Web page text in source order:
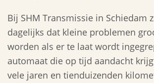
Bij SHM Transmissie in Schiedam
dagelijks dat kleine problemen
worden als er te laat wordt
automaat die op tijd aandacht
vele jaren en tienduizenden